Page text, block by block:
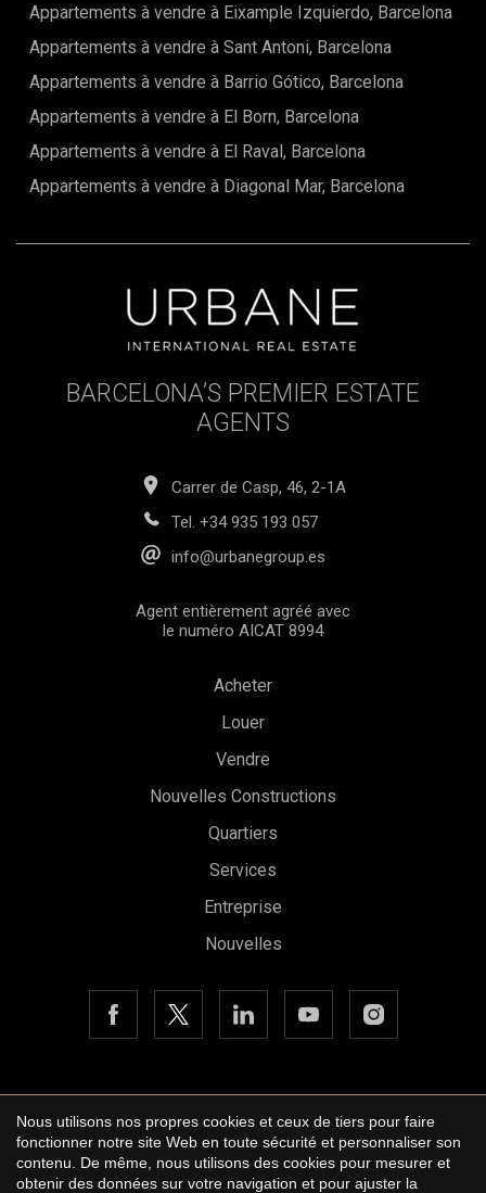
Appartements à vendre à Eixample Izquierdo, Barcelona
Appartements à vendre à Sant Antoni, Barcelona
Appartements à vendre à Barrio Gótico, Barcelona
Appartements à vendre à El Born, Barcelona
Appartements à vendre à El Raval, Barcelona
Appartements à vendre à Diagonal Mar, Barcelona
BARCELONA’S PREMIER ESTATE
AGENTS
Carrer de Casp, 46, 2-1A
Tel. +34 935 193 057
info@urbanegroup.es
Agent entièrement agréé avec
le numéro AICAT 8994
Acheter
Louer
Vendre
Nouvelles Constructions
Quartiers
Services
Entreprise
Nouvelles
Avis légal
Politique de confidentialité
Nous utilisons nos propres cookies et ceux de tiers pour faire
fonctionner notre site Web en toute sécurité et personnaliser son
contenu. De même, nous utilisons des cookies pour mesurer et
obtenir des données sur votre navigation et pour ajuster la